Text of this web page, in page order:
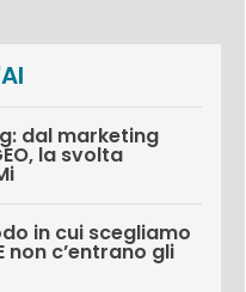
dal marketing
la svolta
in cui scegliamo
c’entrano gli